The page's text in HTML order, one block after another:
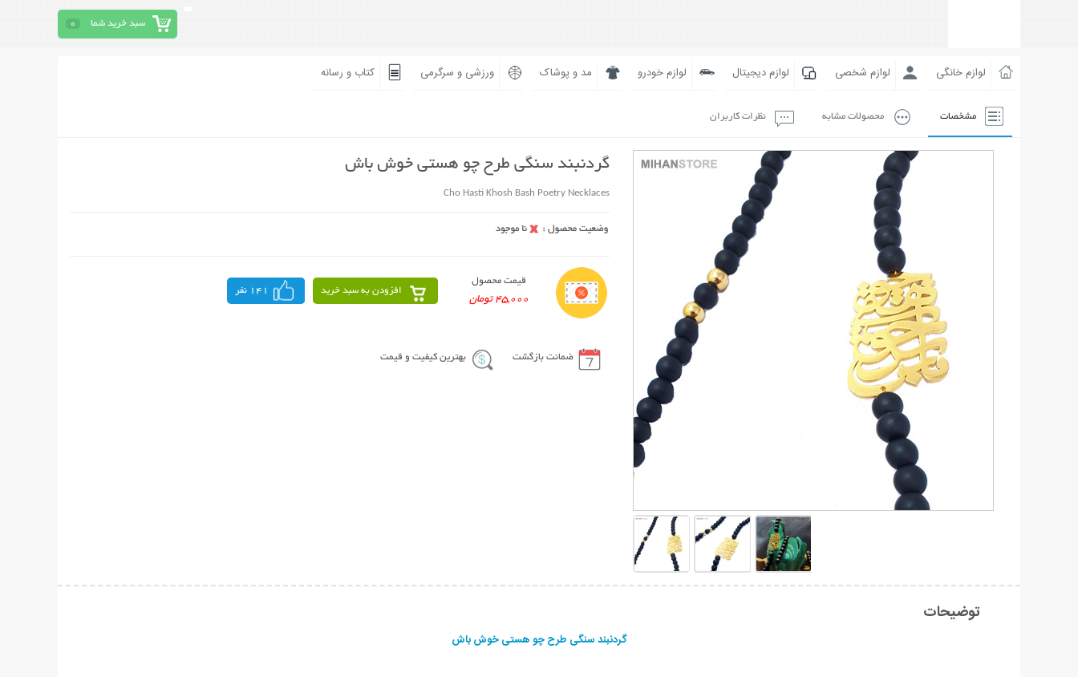
سبد خرید شما 0
لوازم خانگی لوازم شخصی لوازم دیجیتال لوازم خودرو مد و پوشاک ورزشی و سرگرمی کتاب و رسانه
مشخصات محصولات مشابه نظرات کاربران
گردنبند سنگی طرح چو هستی خوش باش
Cho Hasti Khosh Bash Poetry Necklaces
قیمت محصول
45,000 تومان
افزودن به سبد خرید 141 نفر
ضمانت بازگشت بهترین کیفیت و قیمت
توضیحات
گردنبند سنگی طرح چو هستی خوش باش